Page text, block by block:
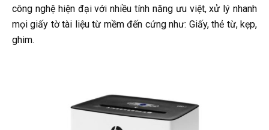
công nghệ hiện đại với nhiều tính năng ưu việt, xử lý nhanh
mọi giấy tờ tài liệu từ mềm đến cứng như: Giấy, thẻ từ, kẹp,
ghim.